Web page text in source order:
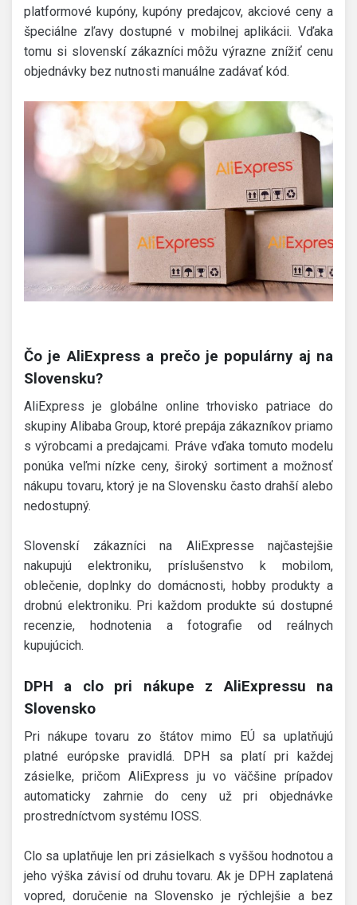
platformové kupóny, kupóny predajcov, akciové ceny a
špeciálne zľavy dostupné v mobilnej aplikácii. Vďaka
tomu si slovenskí zákazníci môžu výrazne znížiť cenu
objednávky bez nutnosti manuálne zadávať kód.
Čo je AliExpress a prečo je populárny aj na
Slovensku?
AliExpress je globálne online trhovisko patriace do
skupiny Alibaba Group, ktoré prepája zákazníkov priamo
s výrobcami a predajcami. Práve vďaka tomuto modelu
ponúka veľmi nízke ceny, široký sortiment a možnosť
nákupu tovaru, ktorý je na Slovensku často drahší alebo
nedostupný.
Slovenskí zákazníci na AliExpresse najčastejšie
nakupujú elektroniku, príslušenstvo k mobilom,
oblečenie, doplnky do domácnosti, hobby produkty a
drobnú elektroniku. Pri každom produkte sú dostupné
recenzie, hodnotenia a fotografie od reálnych
kupujúcich.
DPH a clo pri nákupe z AliExpressu na
Slovensko
Pri nákupe tovaru zo štátov mimo EÚ sa uplatňujú
platné európske pravidlá. DPH sa platí pri každej
zásielke, pričom AliExpress ju vo väčšine prípadov
automaticky zahrnie do ceny už pri objednávke
prostredníctvom systému IOSS.
Clo sa uplatňuje len pri zásielkach s vyššou hodnotou a
jeho výška závisí od druhu tovaru. Ak je DPH zaplatená
vopred, doručenie na Slovensko je rýchlejšie a bez